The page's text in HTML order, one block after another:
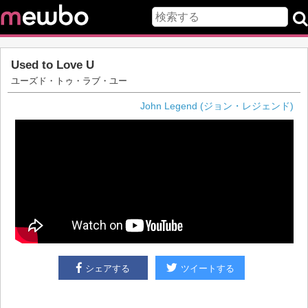
Used to Love U
ユーズド・トゥ・ラブ・ユー
John Legend (ジョン・レジェンド)
シェアする ツイートする